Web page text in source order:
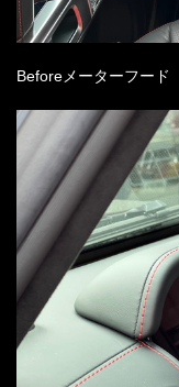
Beforeメーターフード